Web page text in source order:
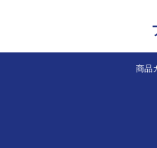
商品